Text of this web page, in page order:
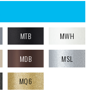
MTB MWH
MDB MSL
MQ6